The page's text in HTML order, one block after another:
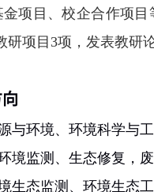
项目、校企合作项目
研项目 3项，发表教研
与环境、环境科学与
境监测、生态修复，
生态监测、环境生态